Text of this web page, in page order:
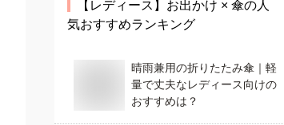
【レディース】 お出かけ × 傘の人
気おすすめランキング
晴雨兼用の折りたたみ傘｜軽
量で丈夫なレディース向けの
おすすめは？